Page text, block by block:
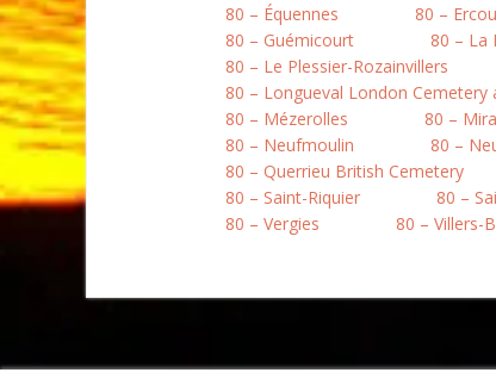
80 – Équennes
80 –
80 – Guémicourt
80 – La
80 – Le Plessier-Rozainvillers
80 – Longueval London Cemetery
80 – Mézerolles
80 –
80 – Neufmoulin
80 –
80 – Querrieu British Cemetery
80 – Saint-Riquier
80 –
80 – Vergies
80 – Villers-